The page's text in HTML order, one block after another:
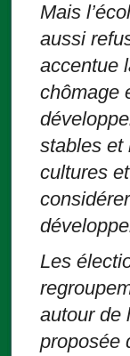
Mais
aussi
accentue
chômage
stables et
cultures
Les
autour de
proposée